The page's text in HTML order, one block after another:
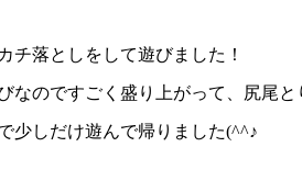
チ落としをして遊びました！
なのですごく盛り上がって、尻尾
少しだけ遊んで帰りました(^^♪